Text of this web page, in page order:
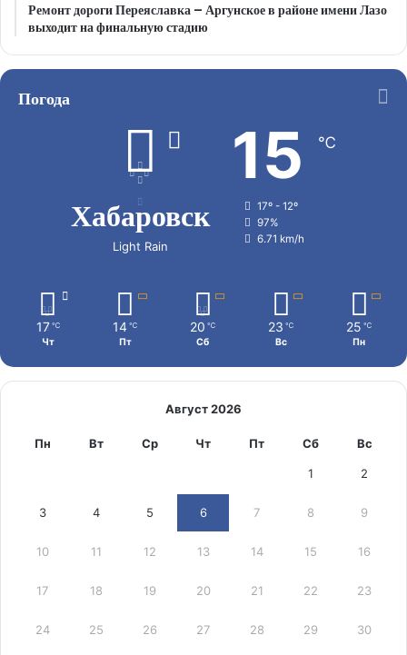
Ремонт дороги Переяславка – Аргунское в районе имени Лазо
выходит на финальную стадию
Погода
Хабаровск
Light Rain
15 ℃
17º - 12º
97%
6.71 km/h
17 ℃
Чт
14 ℃
Пт
20 ℃
Сб
23 ℃
Вс
25 ℃
Пн
Август 2026
Пн Вт Ср Чт Пт Сб Вс
1 2
3 4 5 6 7 8 9
10 11 12 13 14 15 16
17 18 19 20 21 22 23
24 25 26 27 28 29 30